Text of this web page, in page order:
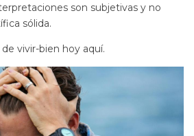
son subjetivas y no
sólida.
vivir-bien hoy aquí.